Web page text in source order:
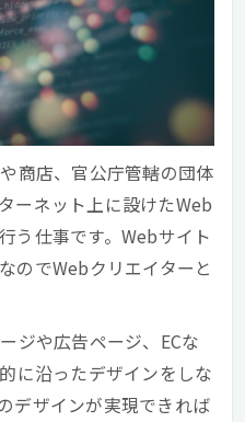
商店、官公庁管轄の団体
ーネット上に設けたWeb
う仕事です。Webサイト
のでWebクリエイターと
ジや広告ページ、ECな
に沿ったデザインをしな
デザインが実現できれば